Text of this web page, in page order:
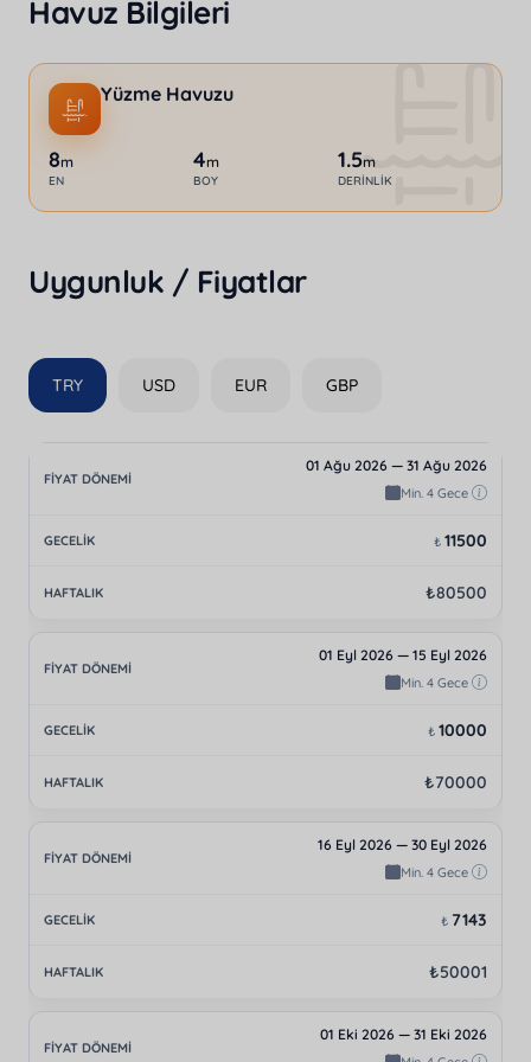
Havuz Bilgileri
Yüzme Havuzu
8m
EN
4m
BOY
1.5m
DERINLIK
Uygunluk / Fiyatlar
TRY USD EUR GBP
01 Ağu 2026 — 31 Ağu 2026
Min. 4 Gece
₺ 11500
₺80500
01 Eyl 2026 — 15 Eyl 2026
Min. 4 Gece
₺ 10000
₺70000
16 Eyl 2026 — 30 Eyl 2026
Min. 4 Gece
₺ 7143
₺50001
01 Eki 2026 — 31 Eki 2026